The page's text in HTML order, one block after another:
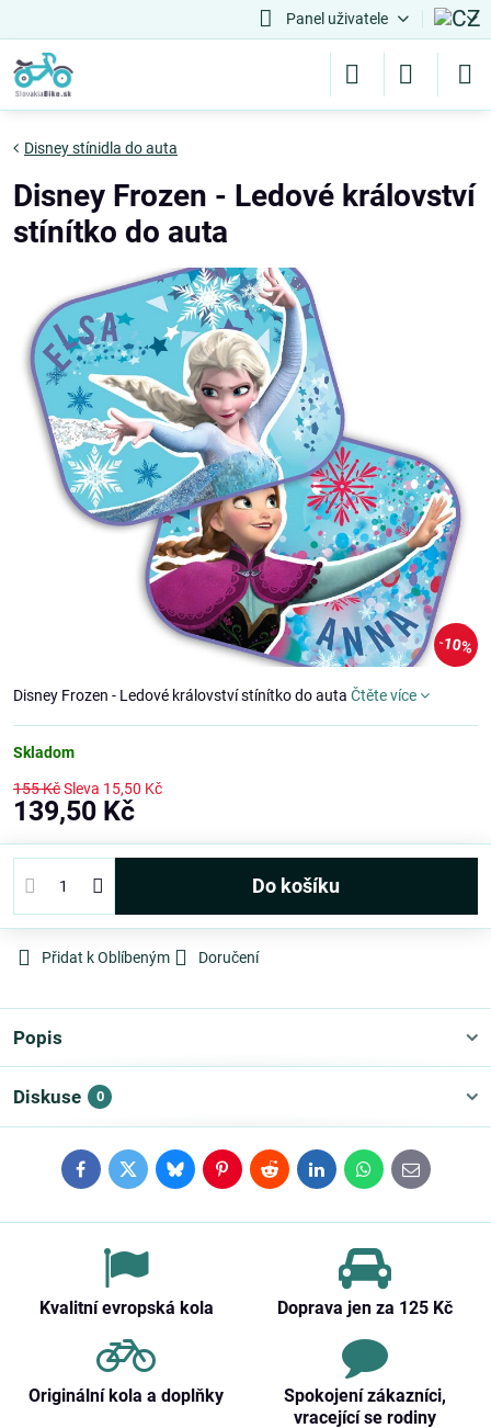
Panel uživatele
10%
Disney stínidla do auta
Disney Frozen - Ledové království
stínítko do auta
Disney Frozen - Ledové království stínítko do auta Čtěte více
Skladom
155 KčSleva 15,50 Kč
139,50 Kč
Do košíku
Přidat k Oblíbeným Doručení
Popis
Diskuse 0
FacebookTwitterBlueskyPinterestRedditLinkedInWhatsApp
E-
mail
Kvalitní evropská kola Doprava jen za 125 Kč
Originální kola a doplňky
Spokojení zákazníci,
vracející se rodiny